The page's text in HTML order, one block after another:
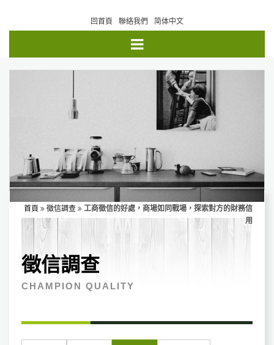
回首頁 聯絡我們 简体中文
首頁 徵信調查
工商徵信的好處，商場如同戰場，探索對方的財務信
用
徵信調查
CHAMPION QUALITY